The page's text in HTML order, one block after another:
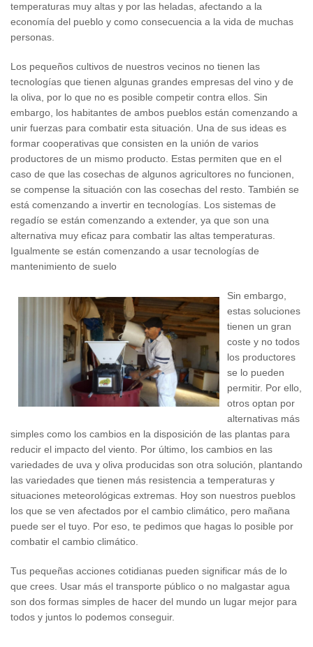
temperaturas muy altas y por las heladas, afectando a la
economía del pueblo y como consecuencia a la vida de muchas
personas.
Los pequeños cultivos de nuestros vecinos no tienen las
tecnologías que tienen algunas grandes empresas del vino y de
la oliva, por lo que no es posible competir contra ellos. Sin
embargo, los habitantes de ambos pueblos están comenzando a
unir fuerzas para combatir esta situación. Una de sus ideas es
formar cooperativas que consisten en la unión de varios
productores de un mismo producto. Estas permiten que en el
caso de que las cosechas de algunos agricultores no funcionen,
se compense la situación con las cosechas del resto. También se
está comenzando a invertir en tecnologías. Los sistemas de
regadío se están comenzando a extender, ya que son una
alternativa muy eficaz para combatir las altas temperaturas.
Igualmente se están comenzando a usar tecnologías de
mantenimiento de suelo
Sin embargo,
estas soluciones
tienen un gran
coste y no todos
los productores
se lo pueden
permitir. Por ello,
otros optan por
alternativas más
simples como los cambios en la disposición de las plantas para
reducir el impacto del viento. Por último, los cambios en las
variedades de uva y oliva producidas son otra solución, plantando
las variedades que tienen más resistencia a temperaturas y
situaciones meteorológicas extremas. Hoy son nuestros pueblos
los que se ven afectados por el cambio climático, pero mañana
puede ser el tuyo. Por eso, te pedimos que hagas lo posible por
combatir el cambio climático.
Tus pequeñas acciones cotidianas pueden significar más de lo
que crees. Usar más el transporte público o no malgastar agua
son dos formas simples de hacer del mundo un lugar mejor para
todos y juntos lo podemos conseguir.